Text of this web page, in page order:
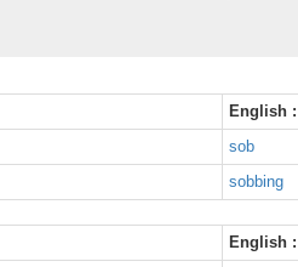
English :
sob
sobbing
English :